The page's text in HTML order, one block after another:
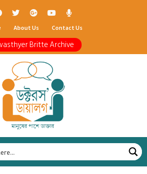
About Us Contact Us
Britte Archive